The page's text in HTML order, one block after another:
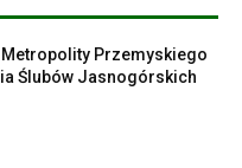
Przemyskiego
Ślubów Jasnogórskich